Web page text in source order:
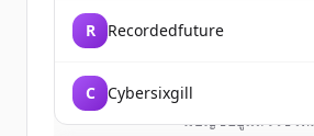
New accounts include
มีบัญชีอยู่แล้วใช่ไ
R Recordedfuture
C Cybersixgill